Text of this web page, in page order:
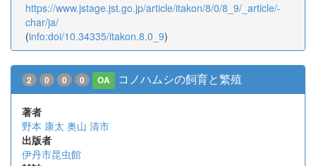
https://www.jstage.jst.go.jp/article/itakon/8/0/8_9/_article/-
char/ja/
(info:doi/10.34335/itakon.8.0_9)
2 0 0 0 OA コノハムシの飼育と繁殖
著者
野本 康太 奥山 清市
出版者
伊丹市昆虫館